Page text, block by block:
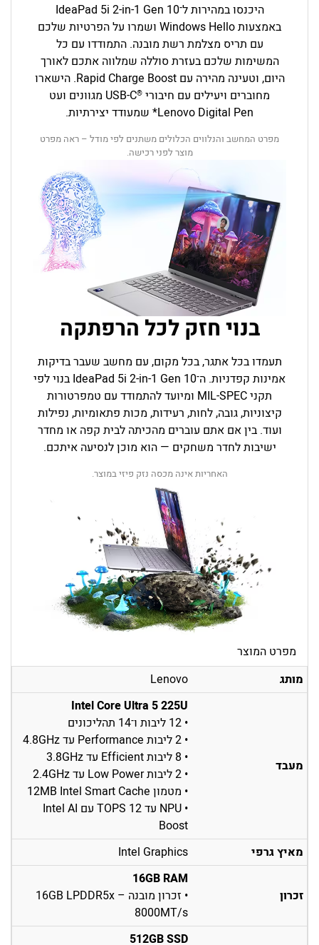
היכנסו במהירות ל־ IdeaPad 5i 2-in-1 Gen 10
באמצעות Windows Hello ושמרו על הפרטיות שלכם
עם תריס מצלמת רשת מובנה. התמודדו עם כל
המשימות שלכם בעזרת סוללה שמלווה אתכם לאורך
היום, וטעינה מהירה עם Rapid Charge Boost. הישארו
מחוברים ויעילים עם חיבורי USB-C®
מגוונים ועט
Lenovo Digital Pen* שמעודד יצירתיות.
מפרט המחשב והנלווים הכלולים משתנים לפי מודל – ראה מפרט
מוצר לפני רכישה.
בנוי חזק לכל הרפתקה
תעמדו בכל אתגר, בכל מקום, עם מחשב שעבר בדיקות
אמינות קפדניות. ה־
IdeaPad 5i 2-in-1 Gen 10
בנוי לפי
תקני MIL-SPEC ומיועד להתמודד עם טמפרטורות
קיצוניות, גובה, לחות, רעידות, מכות פתאומיות, נפילות
ועוד. בין אם אתם עוברים מהכיתה לבית קפה או מחדר
ישיבות לחדר משחקים — הוא מוכן לנסיעה איתכם.
האחריות אינה מכסה נזק פיזי במוצר.
מפרט המוצר
מותג
Lenovo
מעבד
Intel Core Ultra 5 225U
• 12 ליבות ו־14 תהליכונים
• 2 ליבות Performance עד 4.8GHz
• 8 ליבות Efficient עד 3.8GHz
• 2 ליבות Low Power עד 2.4GHz
• מטמון 12MB Intel Smart Cache
• NPU עד 12 TOPS עם Intel AI
Boost
מאיץ גרפי
Intel Graphics
זכרון
16GB RAM
• זכרון מובנה – 16GB LPDDR5x
8000MT/s
512GB SSD